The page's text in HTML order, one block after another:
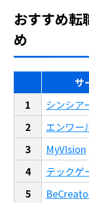
おすすめ転
め
サ
シンシア
エンワー
MyVIsion
テックゲ